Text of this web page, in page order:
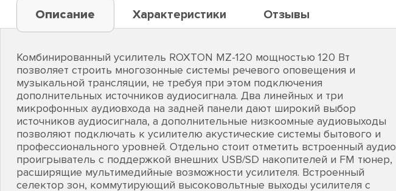
Описание Характеристики Отзывы
Комбинированный усилитель ROXTON MZ-120 мощностью 120 Вт
позволяет строить многозонные системы речевого оповещения и
музыкальной трансляции, не требуя при этом подключения
дополнительных источников аудиосигнала. Два линейных и три
микрофонных аудиовхода на задней панели дают широкий выбор
источников аудиосигнала, а дополнительные низкоомные аудиовыходы
позволяют подключать к усилителю акустические системы бытового и
профессионального уровней. Отдельно стоит отметить встроенный аудио
проигрыватель с поддержкой внешних USB/SD накопителей и FM тюнер,
расширящие мультимедийные возможности усилителя. Встроенный
селектор зон, коммутирующий высоковольтные выходы усилителя с